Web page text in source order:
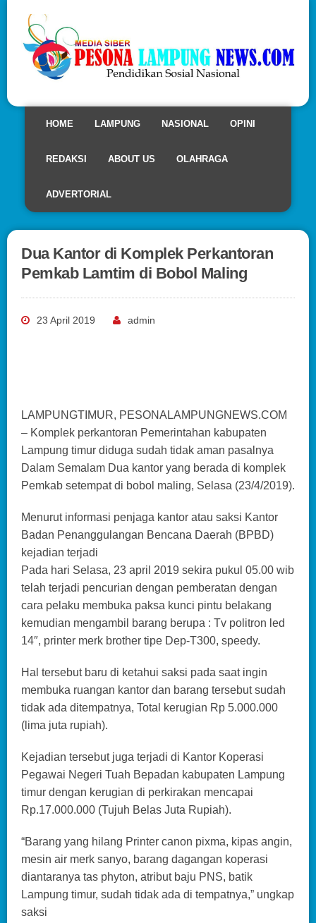
HOME LAMPUNG NASIONAL OPINI
REDAKSI ABOUT US OLAHRAGA
ADVERTORIAL
Dua Kantor di Komplek Perkantoran
Pemkab Lamtim di Bobol Maling
23 April 2019 admin
LAMPUNGTIMUR, PESONALAMPUNGNEWS.COM
– Komplek perkantoran Pemerintahan kabupaten
Lampung timur diduga sudah tidak aman pasalnya
Dalam Semalam Dua kantor yang berada di komplek
Pemkab setempat di bobol maling, Selasa (23/4/2019).
Menurut informasi penjaga kantor atau saksi Kantor
Badan Penanggulangan Bencana Daerah (BPBD)
kejadian terjadi
Pada hari Selasa, 23 april 2019 sekira pukul 05.00 wib
telah terjadi pencurian dengan pemberatan dengan
cara pelaku membuka paksa kunci pintu belakang
kemudian mengambil barang berupa : Tv politron led
14″, printer merk brother tipe Dep-T300, speedy.
Hal tersebut baru di ketahui saksi pada saat ingin
membuka ruangan kantor dan barang tersebut sudah
tidak ada ditempatnya, Total kerugian Rp 5.000.000
(lima juta rupiah).
Kejadian tersebut juga terjadi di Kantor Koperasi
Pegawai Negeri Tuah Bepadan kabupaten Lampung
timur dengan kerugian di perkirakan mencapai
Rp.17.000.000 (Tujuh Belas Juta Rupiah).
“Barang yang hilang Printer canon pixma, kipas angin,
mesin air merk sanyo, barang dagangan koperasi
diantaranya tas phyton, atribut baju PNS, batik
Lampung timur, sudah tidak ada di tempatnya,” ungkap
saksi